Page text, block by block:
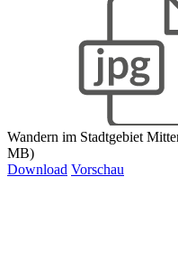
Wandern im Stadtgebiet
MB)
Download Vorschau